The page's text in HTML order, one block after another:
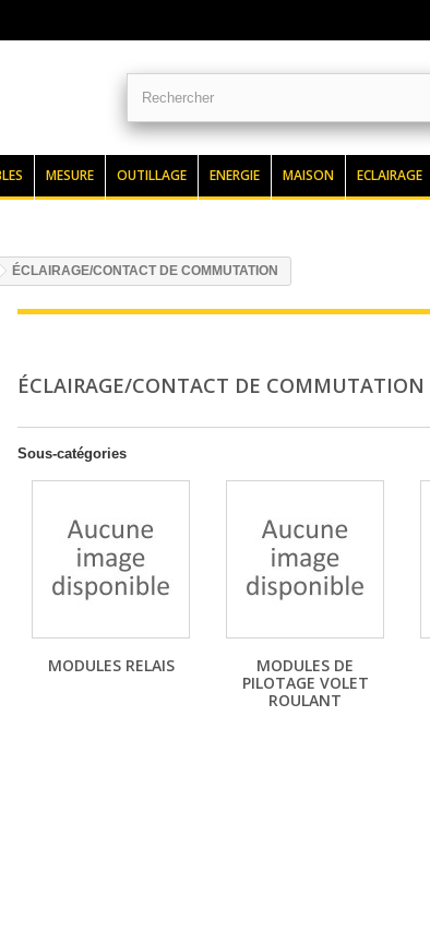
MESURE OUTILLAGE ENERGIE MAISON ECLAIRAGE
ÉCLAIRAGE/CONTACT DE COMMUTATION
ÉCLAIRAGE/CONTACT DE COMMUTATION
Sous-catégories
MODULES RELAIS
MODULES DE
PILOTAGE VOLET
ROULANT